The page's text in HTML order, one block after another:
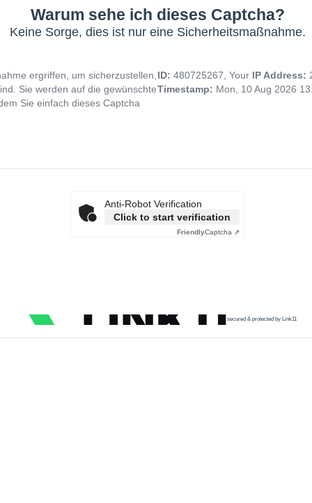
Warum sehe ich dieses Captcha?
Keine Sorge, dies ist nur eine Sicherheitsmaßnahme.
ergriffen, um sicherzustellen,
Sie werden auf die gewünschte
Sie einfach dieses Captcha
ID: 480725267, Your IP Address:
Timestamp: Mon, 10 Aug 2026
Anti-Robot Verification
Click to start verification
FriendlyCaptcha ⇗
secured & protected by Link11